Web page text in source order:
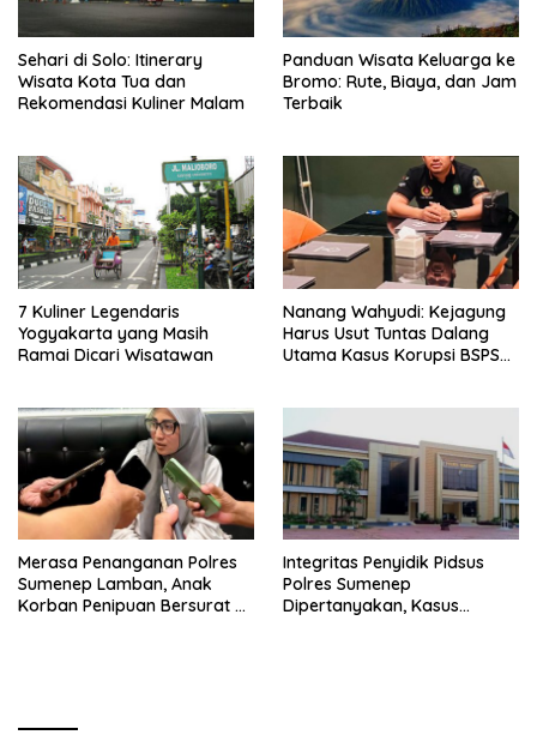
Sehari di Solo: Itinerary
Wisata Kota Tua dan
Rekomendasi Kuliner Malam
Panduan Wisata Keluarga ke
Bromo: Rute, Biaya, dan Jam
Terbaik
7 Kuliner Legendaris
Yogyakarta yang Masih
Ramai Dicari Wisatawan
Nanang Wahyudi: Kejagung
Harus Usut Tuntas Dalang
Utama Kasus Korupsi BSPS
Merasa Penanganan Polres
Sumenep Lamban, Anak
Korban Penipuan Bersurat ke
Integritas Penyidik Pidsus
Polres Sumenep
Dipertanyakan, Kasus